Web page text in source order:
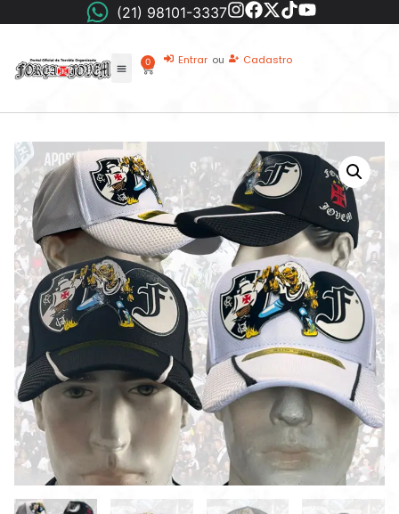
(21) 98101-3337
0 Entrar ou Cadastro